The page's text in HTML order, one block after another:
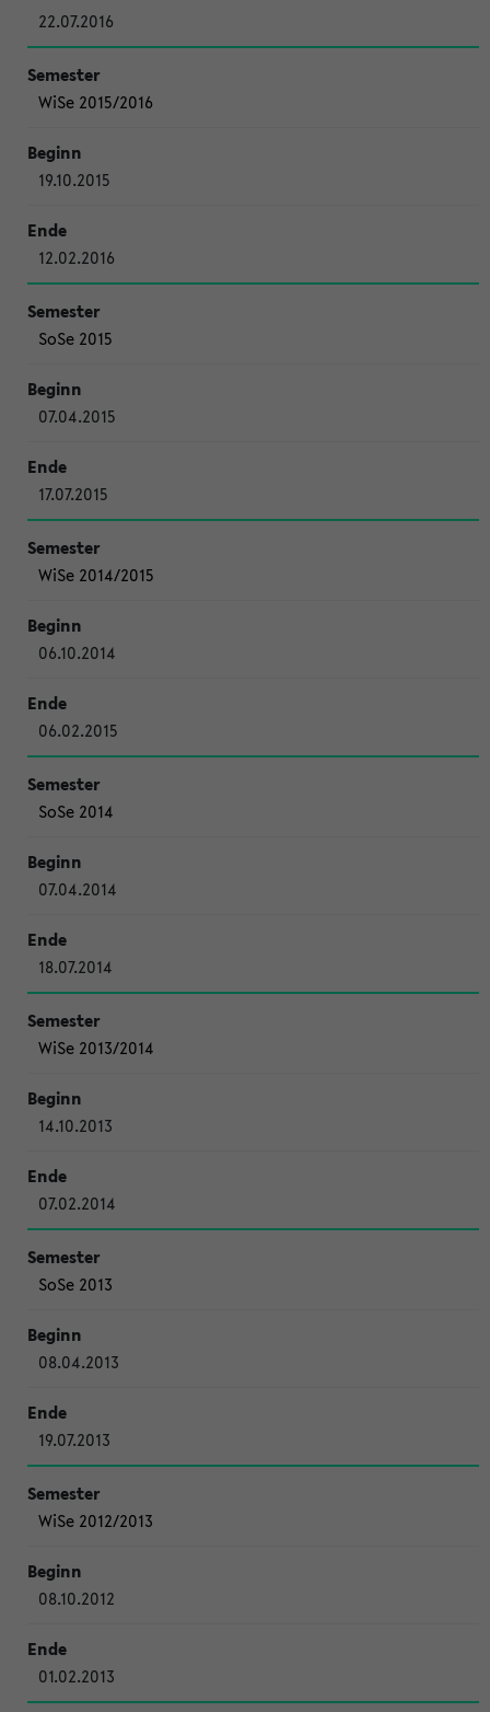
22.07.2016
WiSe 2015/2016
19.10.2015
12.02.2016
SoSe 2015
07.04.2015
17.07.2015
WiSe 2014/2015
06.10.2014
06.02.2015
SoSe 2014
07.04.2014
18.07.2014
WiSe 2013/2014
14.10.2013
07.02.2014
SoSe 2013
08.04.2013
19.07.2013
WiSe 2012/2013
08.10.2012
01.02.2013